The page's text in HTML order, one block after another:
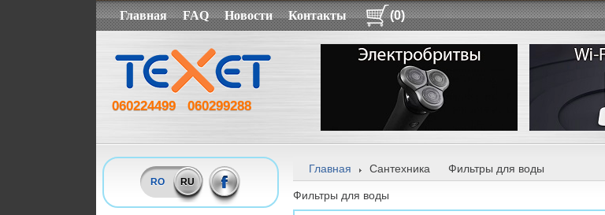
Главная FAQ Новости Контакты (0)
060224499 060299288
RO RU
Главная Сантехника Фильтры для воды
Фильтры для воды